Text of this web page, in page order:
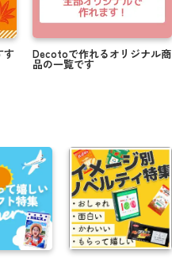
す Decotoで作れるオリジナル商
品の一覧です